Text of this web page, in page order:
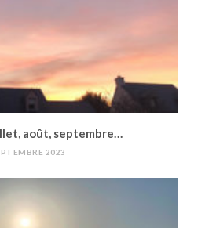
août, septembre…
2023